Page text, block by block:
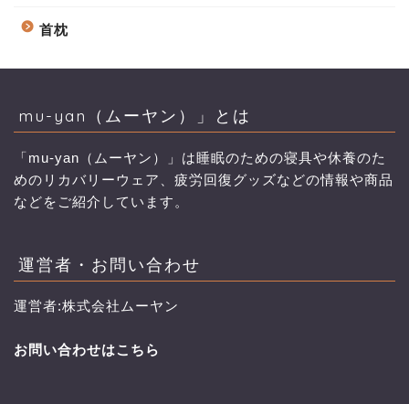
首枕
mu-yan（ムーヤン）」とは
「mu-yan（ムーヤン）」は睡眠のための寝具や休養のた
めのリカバリーウェア、疲労回復グッズなどの情報や商品
などをご紹介しています。
運営者・お問い合わせ
運営者:株式会社ムーヤン
お問い合わせはこちら